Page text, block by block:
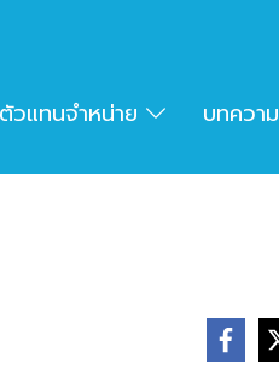
ตัวแทนจำหน่าย บทความ